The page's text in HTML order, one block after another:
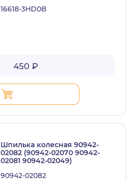
16618-3HD0B
450 ₽
Шпилька колесная 90942-
02082 (90942-02070 90942-
02081 90942-02049)
90942-02082